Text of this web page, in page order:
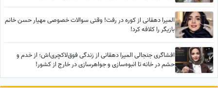
المیرا دهقانی از کوره در رفت! وقتی سوالات خصوصی مهیار حسن خانم
بازیگر را کلافه کرد!
افشاگری جنجالی المیرا دهقانی از زندگی فوق‌لاکچری‌اش؛ از خدم و
حشم در خانه تا انبوه‌سازی و جواهرسازی در خارج از کشور!